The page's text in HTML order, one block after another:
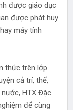
được giáo dục
được phát huy
máy tính
thức trên lớp
cả trí, thể,
HTX Đặc
để cùng